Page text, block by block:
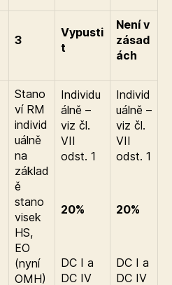
3
Vypusti
t
Není v
zásad
ách
Stano
ví RM
individ
uálně
na
základ
ě
stano
visek
HS,
EO
(nyní
OMH)
Individu
álně –
viz čl.
VII
odst. 1
20%
DC I a
DC IV
Individ
uálně –
viz čl.
VII
odst. 1
20%
DC I a
DC IV